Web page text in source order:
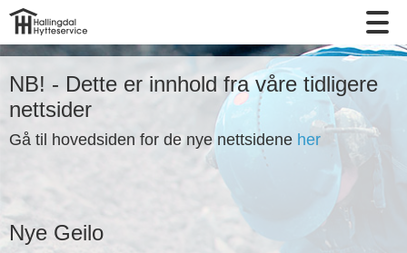
NB! - Dette er innhold fra våre tidligere
nettsider
Gå til hovedsiden for de nye nettsidene her
Nye Geilo